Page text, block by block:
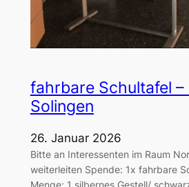
fahrbare Schultafel –
Solingen
26. Januar 2026
Bitte an Interessenten im Raum
weiterleiten Spende: 1x fahrbare